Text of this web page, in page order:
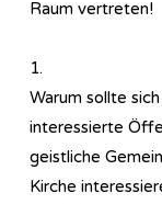
Raum vertreten!
1.
Warum sollte
interessierte
geistliche
Kirche